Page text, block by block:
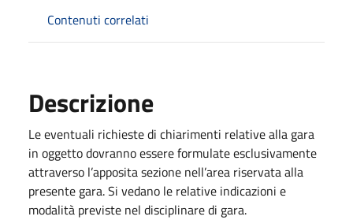
Contenuti correlati
Descrizione
Le eventuali richieste di chiarimenti relative alla gara
in oggetto dovranno essere formulate esclusivamente
attraverso l’apposita sezione nell’area riservata alla
presente gara. Si vedano le relative indicazioni e
modalità previste nel disciplinare di gara.